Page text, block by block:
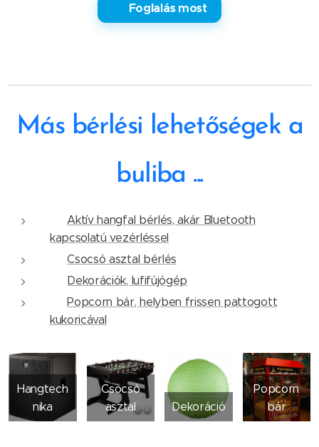
✅ Foglalás most
Más bérlési lehetőségek a
buliba ...
✅Aktív hangfal bérlés, akár Bluetooth
kapcsolatú vezérléssel
✅Csocsó asztal bérlés
Dekorációk, lufifújógép
Popcorn bár, helyben frissen pattogott
kukoricával
Hangtech
nika
Csocsó
asztal
Dekoráció
Popcorn
bár